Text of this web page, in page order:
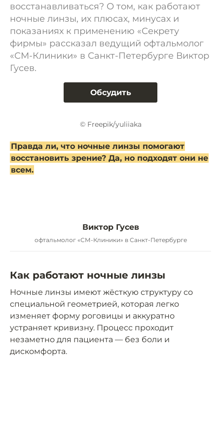
восстанавливаться? О том, как работают
ночные линзы, их плюсах, минусах и
показаниях к применению «Секрету
фирмы» рассказал ведущий офтальмолог
«СМ-Клиники» в Санкт-Петербурге Виктор
Гусев.
Обсудить
© Freepik/yuliiaka
Правда ли, что ночные линзы помогают
восстановить зрение? Да, но подходят они не
всем.
Виктор Гусев
офтальмолог «СМ-Клиники» в Санкт-Петербурге
Как работают ночные линзы
Ночные линзы имеют жёсткую структуру со
специальной геометрией, которая легко
изменяет форму роговицы и аккуратно
устраняет кривизну. Процесс проходит
незаметно для пациента — без боли и
дискомфорта.